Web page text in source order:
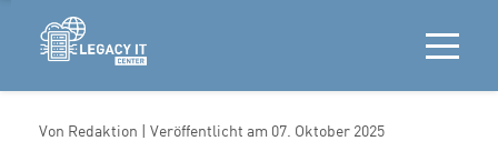
Von Redaktion | Veröffentlicht am 07. Oktober 2025